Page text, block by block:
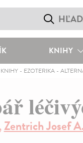
KNIHY
KNIHY- EZOTERIKA-
Zentrich Josef